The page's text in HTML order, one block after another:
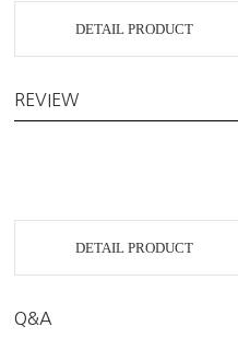
DETAIL PRODUCT
REVIEW
DETAIL PRODUCT
Q&A